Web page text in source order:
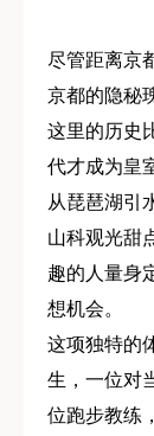
尽管距离京
京都的隐秘
这里的历史
代才成为皇
从琵琶湖引
山科观光甜
趣的人量身
想机会。
这项独特的
生，一位对
位跑步教练